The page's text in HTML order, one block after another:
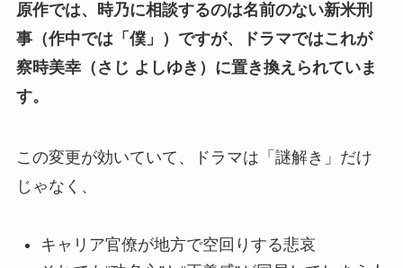
原作では、時乃に相談するのは名前のない新米刑
事（作中では「僕」）ですが、ドラマではこれが
察時美幸（さじ よしゆき）に置き換えられていま
す。
この変更が効いていて、ドラマは「謎解き」だけ
じゃなく、
キャリア官僚が地方で空回りする悲哀